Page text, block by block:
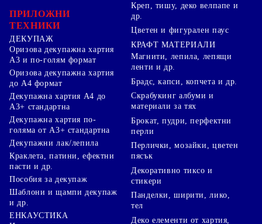
ПРИЛОЖНИ
ТЕХНИКИ
ДЕКУПАЖ
Оризова декупажна хартия
А3 и по-голям формат
Оризова декупажна хартия
до А4 формат
Декупажна хартия А4 до
А3+ стандартна
Декупажна хартия по-
голяма от А3+ стандартна
Декупажни лак/лепила
Краклета, патини, ефектни
пасти и др.
Пособия за декупаж
Шаблони и щампи декупаж
и др.
ЕНКАУСТИКА
Креп, тишу, деко велпапе и
др.
Цветен и фигурален паус
КРАФТ МАТЕРИАЛИ
Магнити, лепила, лепящи
ленти и др.
Брадс, капси, копчета и др.
Скрабукинг албуми и
материали за тях
Брокат, пудри, перфектни
перли
Перлички, мозайки, цветен
пясък
Декоративно тиксо и
стикери
Панделки, ширити, лико,
тел
Деко елементи от хартия,